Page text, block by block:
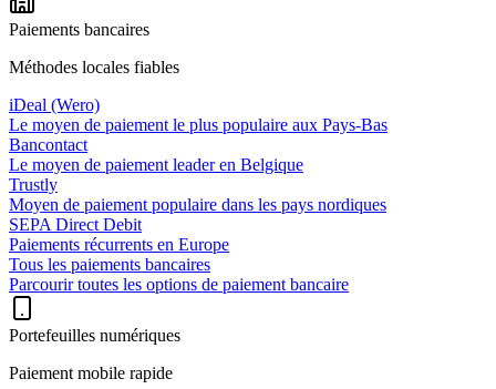
Paiements bancaires
Méthodes locales fiables
iDeal (Wero)
Le moyen de paiement le plus populaire aux Pays-Bas
Bancontact
Le moyen de paiement leader en Belgique
Trustly
Moyen de paiement populaire dans les pays nordiques
SEPA Direct Debit
Paiements récurrents en Europe
Tous les paiements bancaires
Parcourir toutes les options de paiement bancaire
Portefeuilles numériques
Paiement mobile rapide